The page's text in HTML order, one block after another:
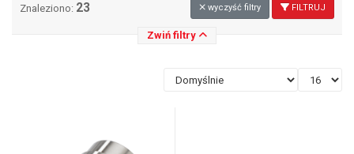
Znaleziono: 23 wyczyść filtry FILTRUJ
Zwiń filtry